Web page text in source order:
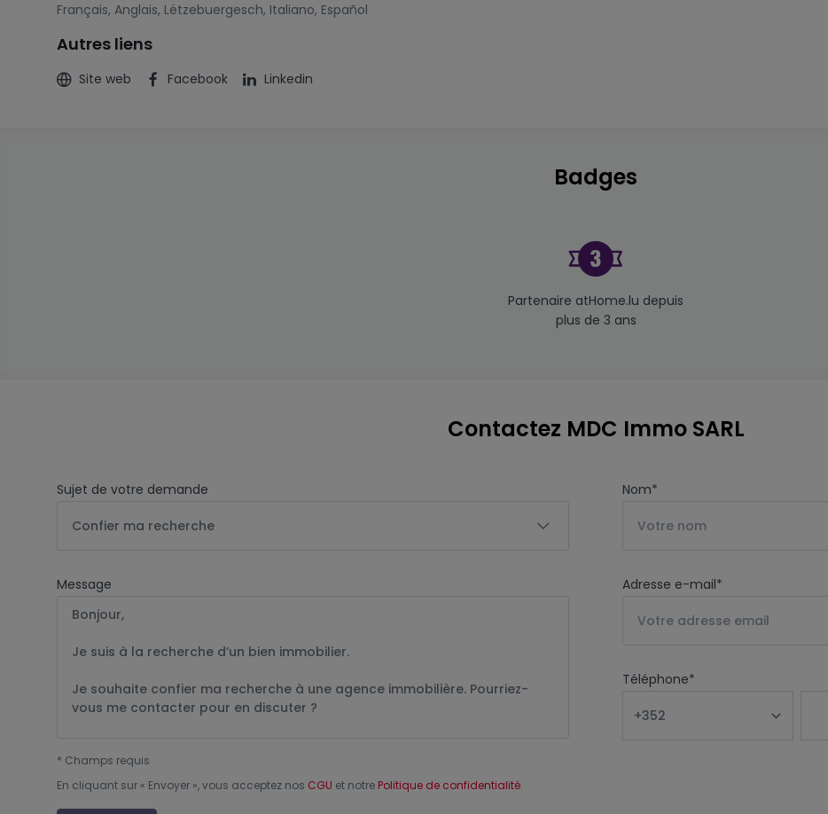
Français, Anglais, Lëtzebuergesch, Italiano, Español
Autres liens
Site web Facebook Linkedin
Badges
Partenaire atHome.lu depuis
plus de 3 ans
Contactez MDC Immo SARL
Sujet de votre demande
Confier ma recherche
Message
Nom*
Adresse e-mail*
Téléphone*
* Champs requis
En cliquant sur « Envoyer », vous acceptez nos CGU et notre Politique de confidentialité.